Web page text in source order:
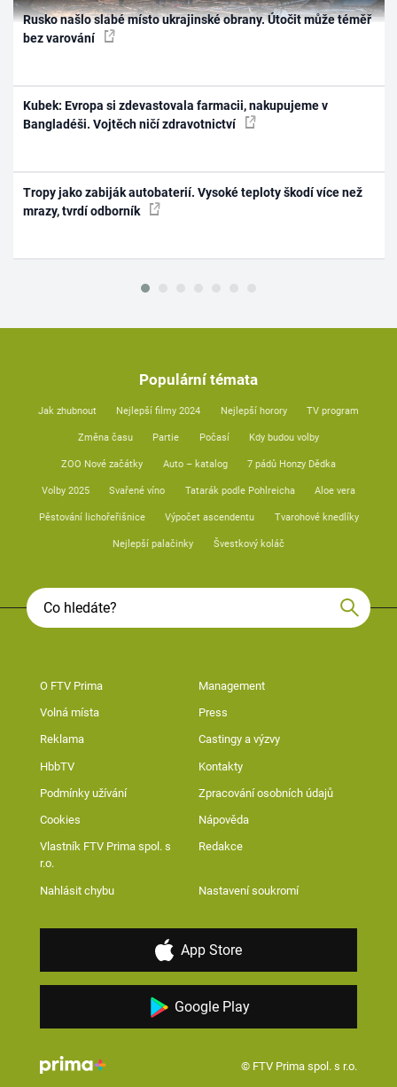
Rusko našlo slabé místo ukrajinské obrany. Útočit může téměř
bez varování
Kubek: Evropa si zdevastovala farmacii, nakupujeme v
Bangladéši. Vojtěch ničí zdravotnictví
Tropy jako zabiják autobaterií. Vysoké teploty škodí více než
mrazy, tvrdí odborník
Populární témata
Jak zhubnout Nejlepší filmy 2024 Nejlepší horory TV program
Změna času Partie Počasí Kdy budou volby
ZOO Nové začátky Auto – katalog 7 pádů Honzy Dědka
Volby 2025 Svařené víno Tatarák podle Pohlreicha Aloe vera
Pěstování lichořeřišnice Výpočet ascendentu Tvarohové knedlíky
Nejlepší palačinky Švestkový koláč
O FTV Prima Management
Volná místa Press
Reklama Castingy a výzvy
HbbTV Kontakty
Podmínky užívání Zpracování osobních údajů
Cookies Nápověda
Vlastník FTV Prima spol. s
r.o.
Redakce
Nahlásit chybu Nastavení soukromí
App Store
Google Play
© FTV Prima spol. s r.o.